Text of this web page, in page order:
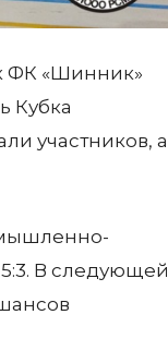
ФК «Шинник»
Кубка
участников, а
В следующей